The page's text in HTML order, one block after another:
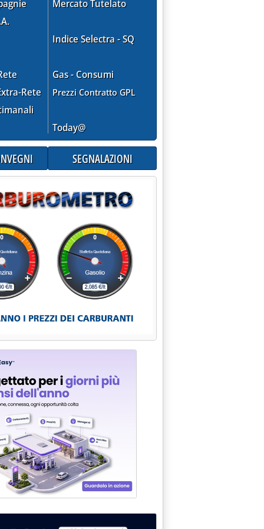
Rete
Mercato Tutelato
Indice Selectra - SQ
Gas - Consumi
Prezzi Contratto GPL
Today@
SEGNALAZIONI